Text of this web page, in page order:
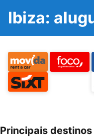
Ibiza:
Principais